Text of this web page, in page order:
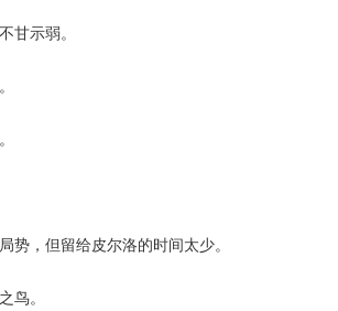
示弱。
，但留给皮尔洛的时间太少。
。